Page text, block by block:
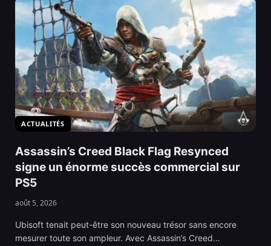
ACTUALITÉS
Assassin’s Creed Black Flag Resynced
signe un énorme succès commercial sur
PS5
août 5, 2026
Ubisoft tenait peut-être son nouveau trésor sans encore
mesurer toute son ampleur. Avec Assassin’s Creed…